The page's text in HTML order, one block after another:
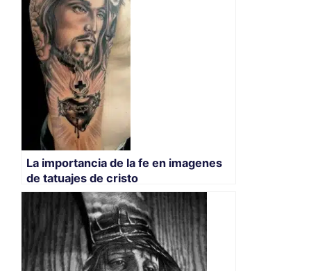
La importancia de la fe en imagenes
de tatuajes de cristo